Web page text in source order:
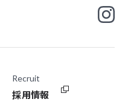
Recruit
採用情報